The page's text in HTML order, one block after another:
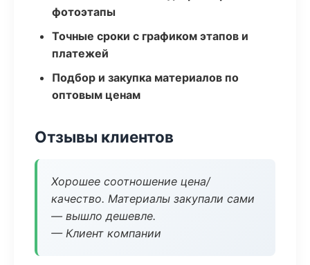
фотоэтапы
Точные сроки с графиком этапов и
платежей
Подбор и закупка материалов по
оптовым ценам
Отзывы клиентов
Хорошее соотношение цена/
качество. Материалы закупали сами
— вышло дешевле.
— Клиент компании